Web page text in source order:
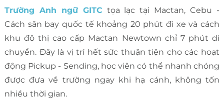
Trường Anh ngữ GITC tọa lạc tại Mactan, Cebu -
Cách sân bay quốc tế khoảng 20 phút đi xe và cách
khu đô thị cao cấp Mactan Newtown chỉ 7 phút di
chuyển. Đây là vị trí hết sức thuận tiện cho các hoạt
động Pickup - Sending, học viên có thể nhanh chóng
được đưa về trường ngay khi hạ cánh, không tốn
nhiều thời gian.